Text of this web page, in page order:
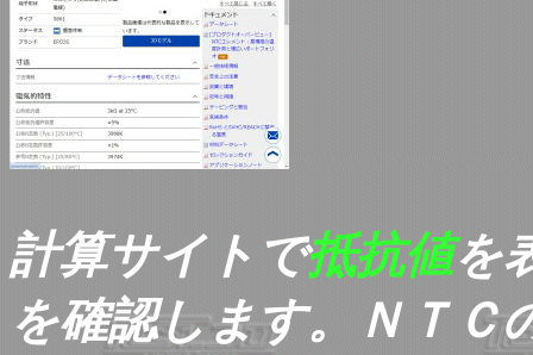
計算サイトで抵抗値を
を確認します。ＮＴＣ